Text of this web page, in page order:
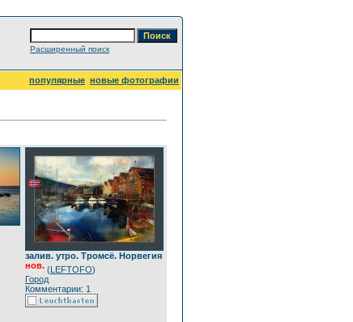
Расширенный поиск
популярные новые фотографии
залив. утро. Тромсё. Норвегия
нов. (LEFTOFO)
Город
Комментарии: 1